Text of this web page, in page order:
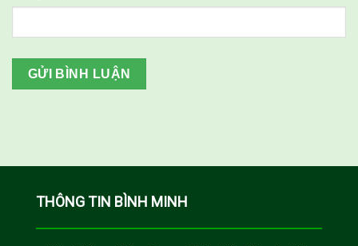
THÔNG TIN BÌNH MINH